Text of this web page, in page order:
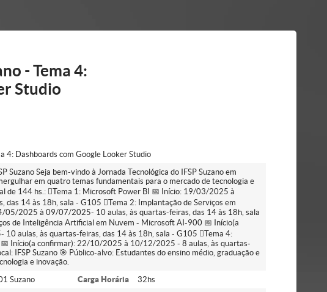
- Tema 4:
Studio
4: Dashboards com Google Looker Studio
Suzano Seja bem-vindo à Jornada Tecnológica do IFSP Suzano em
em quatro temas fundamentais para o mercado de tecnologia e
de 144 hs.: Tema 1: Microsoft Power BI 📅 Início: 19/03/2025 à
14 às 18h, sala - G105 Tema 2: Implantação de Serviços em
05/2025 à 09/07/2025- 10 aulas, às quartas-feiras, das 14 às 18h, sala
de Inteligência Artificial em Nuvem - Microsoft AI-900 📅 Início(a
aulas, às quartas-feiras, das 14 às 18h, sala - G105 Tema 4:
📅 Início(a confirmar): 22/10/2025 à 10/12/2025 - 8 aulas, às quartas-
IFSP Suzano 🎯 Público-alvo: Estudantes do ensino médio, graduação e
e inovação.
Suzano Carga Horária
32hs